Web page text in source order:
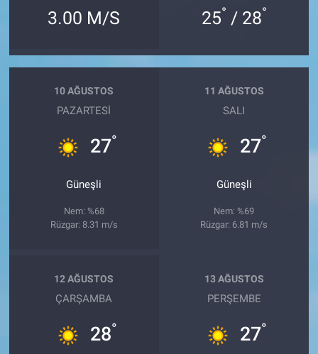
3.00 M/S 25° / 28°
10 AĞUSTOS
PAZARTESI
27°
Güneşli
Nem: %68
Rüzgar: 8.31 m/s
11 AĞUSTOS
SALI
27°
Güneşli
Nem: %69
Rüzgar: 6.81 m/s
12 AĞUSTOS
ÇARŞAMBA
28°
13 AĞUSTOS
PERŞEMBE
27°